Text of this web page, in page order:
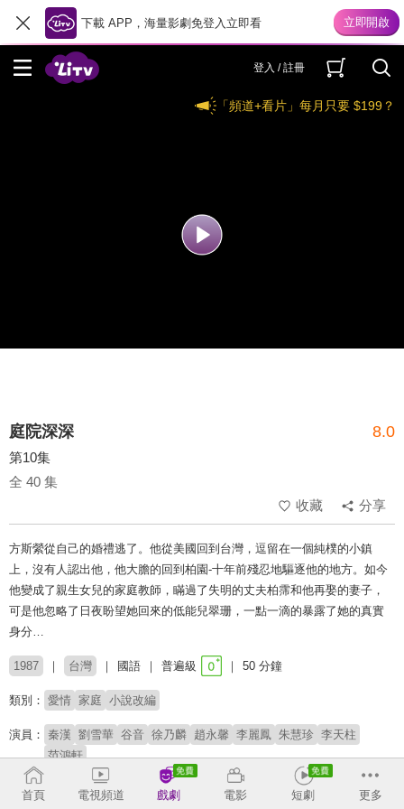
下載 APP，海量影劇免登入立即看
登入 / 註冊
「頻道+看片」每月只要 $199？
庭院深深 8.0
第10集
全 40 集
收藏
分享
方斯縈從自己的婚禮逃了。他從美國回到台灣，逗留在一個純樸的小鎮
上，沒有人認出他，他大膽的回到柏園-十年前殘忍地驅逐他的地方。如今
他變成了親生女兒的家庭教師，瞞過了失明的丈夫柏霈和他再娶的妻子，
可是他忽略了日夜盼望她回來的低能兒翠珊，一點一滴的暴露了她的真實
身分…
1987 台灣 國語 普遍級 50 分鐘
類別： 愛情 家庭 小說改編
演員： 秦漢 劉雪華 谷音 徐乃麟 趙永馨 李麗鳳 朱慧珍 李天柱
范鴻軒
首頁 電視頻道 戲劇 電影 短劇 更多